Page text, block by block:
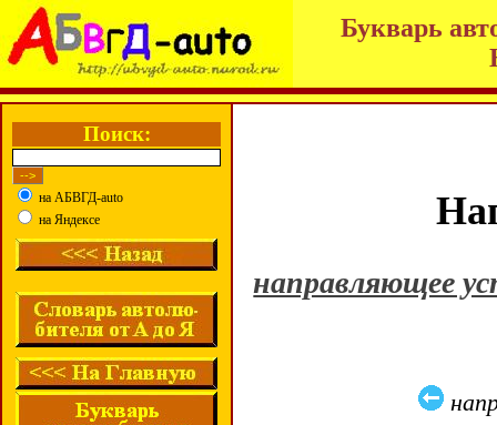
Букварь
Поиск:
на АБВГД-auto
на Яндексе
направляющее